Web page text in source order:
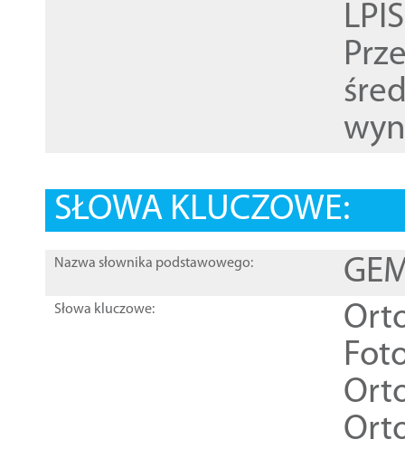
SŁOWA KLUCZOWE:
Nazwa słownika podstawowego:
Słowa kluczowe: